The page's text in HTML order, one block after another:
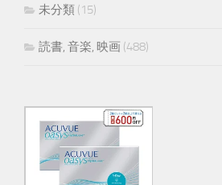
未分類 (15)
読書, 音楽, 映画 (488)